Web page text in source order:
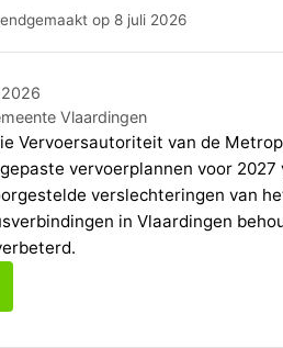
op 8 juli 2026
Vlaardingen
Vervoersautoriteit van de
vervoerplannen voor
verslechteringen van
in Vlaardingen